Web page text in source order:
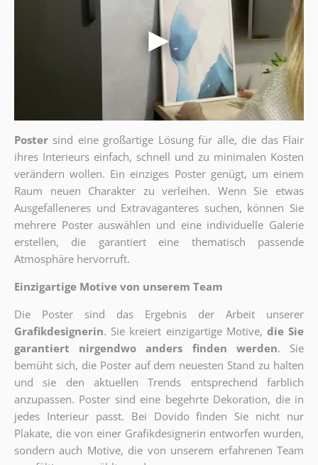
Poster sind eine großartige Lösung für alle, die das Flair
ihres Interieurs einfach, schnell und zu minimalen Kosten
verändern wollen. Ein einziges Poster genügt, um einem
Raum neuen Charakter zu verleihen. Wenn Sie etwas
Ausgefalleneres und Extravaganteres suchen, können Sie
mehrere Poster auswählen und eine individuelle Galerie
erstellen, die garantiert eine thematisch passende
Atmosphäre hervorruft.
Einzigartige Motive von unserem Team
Die Poster sind das Ergebnis der Arbeit unserer
Grafikdesignerin. Sie kreiert einzigartige Motive, die Sie
garantiert nirgendwo anders finden werden. Sie
bemüht sich, die Poster auf dem neuesten Stand zu halten
und sie den aktuellen Trends entsprechend farblich
anzupassen. Poster sind eine begehrte Dekoration, die in
jedes Interieur passt. Bei Dovido finden Sie nicht nur
Plakate, die von einer Grafikdesignerin entworfen wurden,
sondern auch Motive, die von unserem erfahrenen Team